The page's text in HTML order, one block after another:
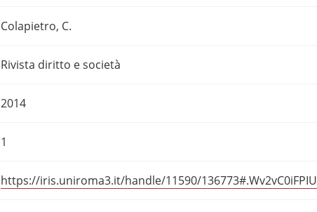
Colapietro, C.
Rivista diritto e società
2014
1
https://iris.uniroma3.it/handle/11590/136773#.Wv2vC0iFPIU